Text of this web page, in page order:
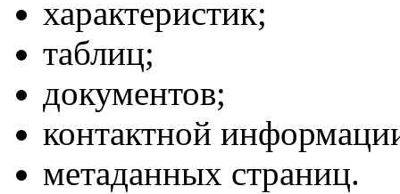
характеристик;
таблиц;
документов;
контактной
метаданных страниц.